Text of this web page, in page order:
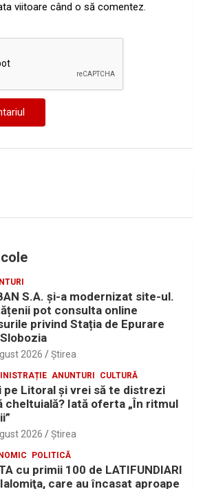
viitoare când o să comentez.
S.A. și-a modernizat site-ul.
pot consulta online
privind Stația de Epurare
2026 Ştirea
ANUNTURI CULTURĂ
pe Litoral şi vrei să te distrezi
cheltuială? Iată oferta „În ritmul
2026 Ştirea
POLITICĂ
cu primii 100 de LATIFUNDIARI
care au încasat aproape